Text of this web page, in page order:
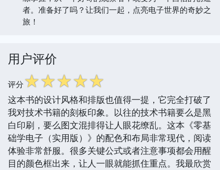
者。准备好了吗？让我们一起，点亮电子世界的奇妙之
旅！
用户评价
评分☆☆☆☆☆
这本书的设计风格和排版也值得一提，它完全打破了
我对技术书籍的刻板印象。以往的技术书籍要么是黑
白印刷，要么图文混排得让人眼花缭乱。这本《零基
础学电子（实用版）》的配色和布局非常现代，阅读
体验非常舒服。很多关键公式或者注意事项都会用醒
目的颜色框出来，让人一眼就能抓住重点。我最欣赏